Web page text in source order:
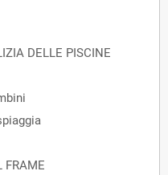
DELLE PISCINE
FRAME